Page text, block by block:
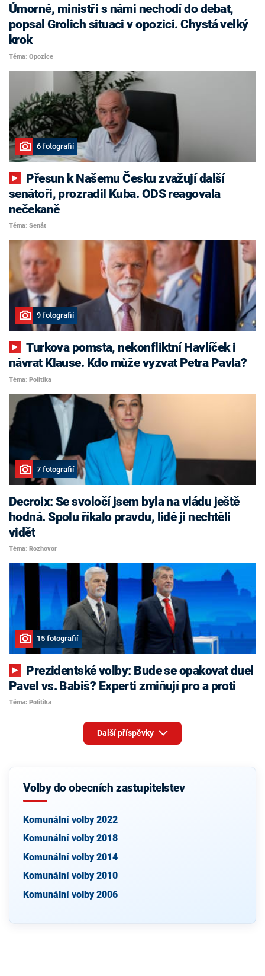
Úmorné, ministři s námi nechodí do debat,
popsal Grolich situaci v opozici. Chystá velký
krok
Téma: Opozice
6 fotografií
senátoři, prozradil Kuba. ODS reagovala
nečekaně
Téma: Senát
9 fotografií
Turkova pomsta, nekonfliktní Havlíček i
návrat Klause. Kdo může vyzvat Petra Pavla?
Téma: Politika
7 fotografií
Decroix: Se svoločí jsem byla na vládu ještě
hodná. Spolu říkalo pravdu, lidé ji nechtěli
vidět
Téma: Rozhovor
15 fotografií
Pavel vs. Babiš? Experti zmiňují pro a proti
Téma: Politika
Další příspěvky
Volby do obecních zastupitelstev
Komunální volby 2022
Komunální volby 2018
Komunální volby 2014
Komunální volby 2010
Komunální volby 2006